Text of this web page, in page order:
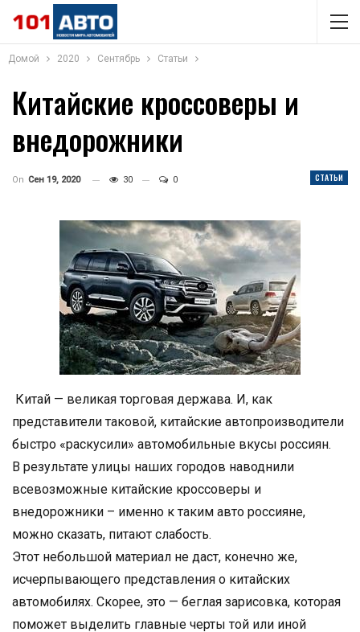
Домой 2020 Сентябрь Статьи
Китайские кроссоверы и
внедорожники
СТАТЬИ
On Сен 19, 2020 30 0
Китай — великая торговая держава. И, как
представители таковой, китайские автопроизводители
быстро «раскусили» автомобильные вкусы россиян.
В результате улицы наших городов наводнили
всевозможные китайские кроссоверы и
внедорожники – именно к таким авто россияне,
можно сказать, питают слабость.
Этот небольшой материал не даст, конечно же,
исчерпывающего представления о китайских
автомобилях. Скорее, это — беглая зарисовка, которая
поможет выделить главные черты той или иной